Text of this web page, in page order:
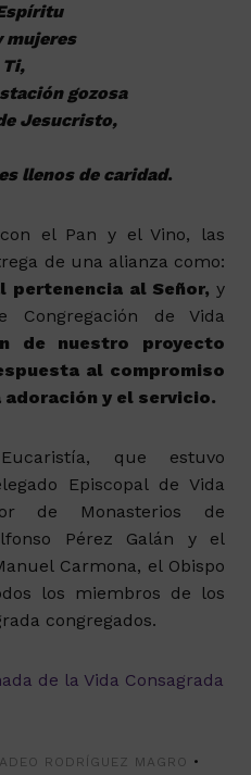
mujeres
Ti,
gozosa
Jesucristo,
llenos de caridad.
el Pan y el Vino, las
de una alianza como:
pertenencia al Señor,y
Congregación de Vida
de nuestro proyecto
al compromiso
adoración y el servicio.
que estuvo
Episcopal de Vida
de Monasterios de
Pérez Galán y el
Carmona, el Obispo
los miembros de los
congregados.
de la Vida Consagrada
RODRÍGUEZ MAGRO •